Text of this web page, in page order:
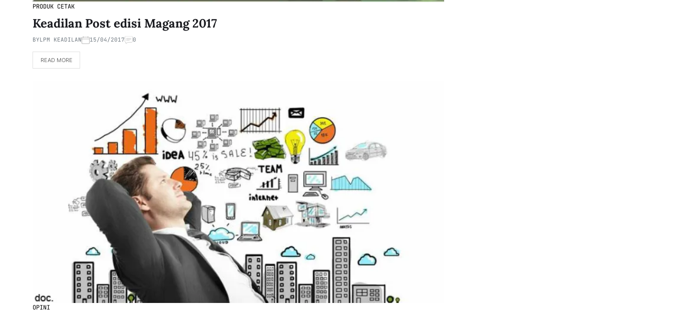
PRODUK CETAK
Keadilan Post edisi Magang 2017
BYLPM KEADILAN 15/04/2017 0
READ MORE
OPINI